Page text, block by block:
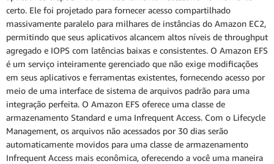
certo. Ele foi projetado para fornecer acesso compartilhado
massivamente paralelo para milhares de instâncias do Amazon EC2,
permitindo que seus aplicativos alcancem altos níveis de throughput
agregado e IOPS com latências baixas e consistentes. O Amazon EFS
é um serviço inteiramente gerenciado que não exige modificações
em seus aplicativos e ferramentas existentes, fornecendo acesso por
meio de uma interface de sistema de arquivos padrão para uma
integração perfeita. O Amazon EFS oferece uma classe de
armazenamento Standard e uma Infrequent Access. Com o Lifecycle
Management, os arquivos não acessados por 30 dias serão
automaticamente movidos para uma classe de armazenamento
Infrequent Access mais econômica, oferecendo a você uma maneira